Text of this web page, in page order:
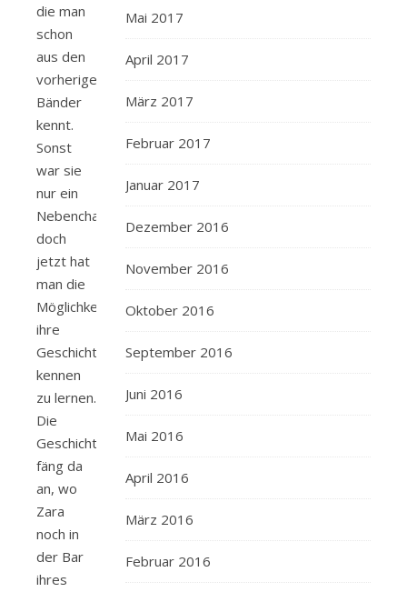
die man
schon
aus den
vorherigen
Bänder
kennt.
Sonst
war sie
nur ein
Nebencharakter,
doch
jetzt hat
man die
Möglichkeit,
ihre
Geschichte
kennen
zu lernen.
Die
Geschichte
fäng da
an, wo
Zara
noch in
der Bar
ihres
Mai 2017
April 2017
März 2017
Februar 2017
Januar 2017
Dezember 2016
November 2016
Oktober 2016
September 2016
Juni 2016
Mai 2016
April 2016
März 2016
Februar 2016